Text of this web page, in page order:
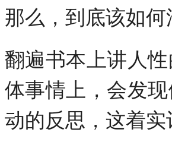
那么，到底该如
翻遍书本上讲人
体事情上，会发
动的反思，这着